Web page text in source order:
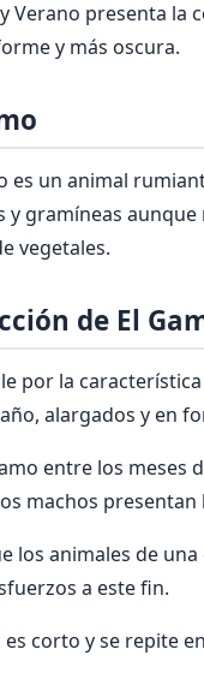
Verano presenta la
y más oscura.
es un animal
gramíneas
vegetales.
de El
por la
alargados y en
entre los
machos
los animales de
a este fin.
corto y se repite